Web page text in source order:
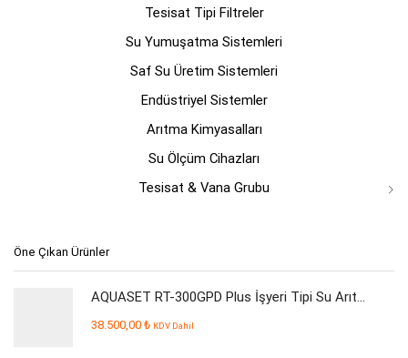
Tesisat Tipi Filtreler
Su Yumuşatma Sistemleri
Saf Su Üretim Sistemleri
Endüstriyel Sistemler
Arıtma Kimyasalları
Su Ölçüm Cihazları
Tesisat & Vana Grubu
Öne Çıkan Ürünler
AQUASET RT-300GPD Plus İşyeri Tipi Su Arıtma Cihazı
38.500,00 ₺ KDV Dahil